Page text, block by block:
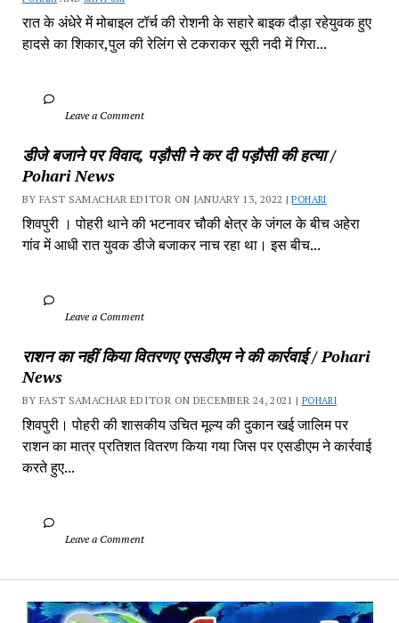
रात के अंधेरे में मोबाइल टॉर्च की रोशनी के सहारे बाइक दौड़ा रहेयुवक हुए
हादसे का शिकार,पुल की रेलिंग से टकराकर सूरी नदी में गिरा...
		Leave a Comment
डीजे बजाने पर विवाद, पड़ौसी ने कर दी पड़ौसी की हत्या /
Pohari News
BY FAST SAMACHAR EDITOR ON JANUARY 13, 2022 | POHARI
शिवपुरी‎ । पोहरी थाने की भटनावर चौकी क्षेत्र‎ के जंगल के बीच अहेरा
गांव में‎ आधी रात युवक डीजे बजाकर‎ नाच रहा था। इस बीच...
		Leave a Comment
राशन का नहीं किया वितरणए एसडीएम ने की कार्रवाई / Pohari
News
BY FAST SAMACHAR EDITOR ON DECEMBER 24, 2021 | POHARI
शिवपुरी। पोहरी की शासकीय उचित मूल्य की दुकान खई जालिम पर
राशन का मात्र प्रतिशत वितरण किया गया जिस पर एसडीएम ने कार्रवाई
करते हुए...
		Leave a Comment